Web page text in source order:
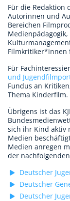
Favoriten
Für
Redaktion
Downloads
Partner
Presse
Kontakt
Impressum
Für die Redaktion
Autorinnen und
Bereichen
Filmkritiker*innen
Für
und
Fundus an
Thema Kinderfilm.
Übrigens ist das
sich ihr Kind aktiv
Medien
Medien anregen
der
Deutscher
Deutscher
Deutscher